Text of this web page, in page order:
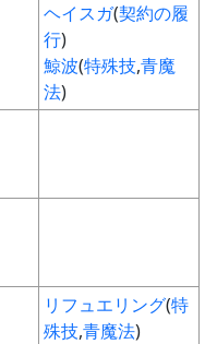
ヘイスガ(契約の履
行)
鯨波(特殊技,青魔
法)
リフュエリング(特
殊技,青魔法)